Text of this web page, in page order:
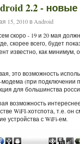
2.2 -
15, 2010 в Android
скоро - 19 и 20 мая
скорее всего, будет
известно, как минимум,
это возможность
модема (при подключении
для большинства
возможность
WiFI-хотспота, т.е.
устройства с WiFi-ем.